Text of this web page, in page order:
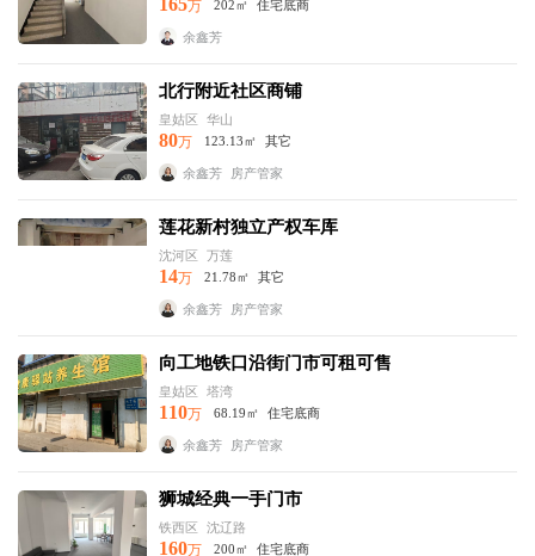
165万 202㎡ 住宅底商
余鑫芳
北行附近社区商铺
皇姑区 华山
80万 123.13㎡ 其它
余鑫芳 房产管家
莲花新村独立产权车库
沈河区 万莲
14万 21.78㎡ 其它
余鑫芳 房产管家
向工地铁口沿街门市可租可售
皇姑区 塔湾
110万 68.19㎡ 住宅底商
余鑫芳 房产管家
狮城经典一手门市
铁西区 沈辽路
160万 200㎡ 住宅底商